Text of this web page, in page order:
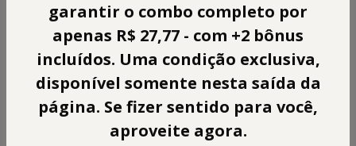
garantir o combo completo por
apenas R$ 27,77 - com +2 bônus
incluídos. Uma condição exclusiva,
disponível somente nesta saída da
página. Se fizer sentido para você,
aproveite agora.
🎁 Desconto especial aplicado
automaticamente.
⏳ RESTAM APENAS 03 COMBOS NESTA OFERTA.
O SEU ESTÁ GARANTIDO FINALIZANDO A COMPRA
NOS PRÓXIMOS 15 MINUTOS.